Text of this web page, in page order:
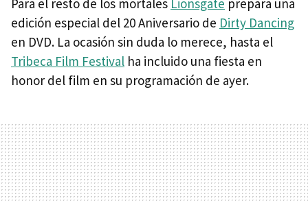
Para el resto de los mortales Lionsgate prepara una
edición especial del 20 Aniversario de Dirty Dancing
en DVD. La ocasión sin duda lo merece, hasta el
Tribeca Film Festival ha incluido una fiesta en
honor del film en su programación de ayer.